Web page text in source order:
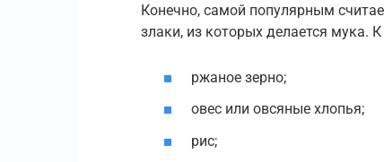
Конечно, самой популярным
злаки, из которых делается мука.
ржаное зерно;
овес или овсяные хлопья;
рис;